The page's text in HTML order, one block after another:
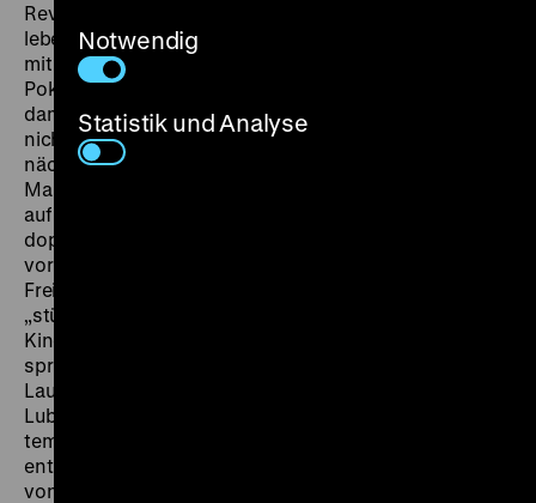
Revolution von 1918, spielt Ossi Oswalda ein
lebenslustiges und höchst unangepasstes Mädchen
mit einer Vorliebe für Zigaretten, scharfe Getränke und
Poker. Ein neuer Hauslehrer soll ihr endlich gute, also
damenhafte Manieren beibringen, doch Ossi denkt gar
nicht daran. Verkleidet als Gigolo stürzt sie sich in
nächtliche Abenteuer und will die Privilegien des
Mann-Seins auskosten. Regisseur Ernst Lubitsch setzt
auf eine rustikale, körperliche und eindeutig-
doppeldeutige Komik. Wie so oft, glüht seine Heldin
vor Vitalität und Exzentrik, erotischem Verlangen und
Freiheitsdrang. Der
„stürmische Heiterkeit“ vor allem des weiblichen
Kinopublikums. „Ossi Oswalda entzückte durch ihr
sprudelndes Temperament, ihre überschäumende
Laune und ihre schelmische Koketterie. (...) Daß
Lubitsch für eine sorgfältige und dabei doch sehr
temperamentvolle Regie gesorgt und eine ganze Reihe
entzückender Bilder gestellt hat, versteht sich beinahe
von selbst.“ (8.5.1920). Körperlich und vom Alter her
Notwendig
Statistik und Analyse